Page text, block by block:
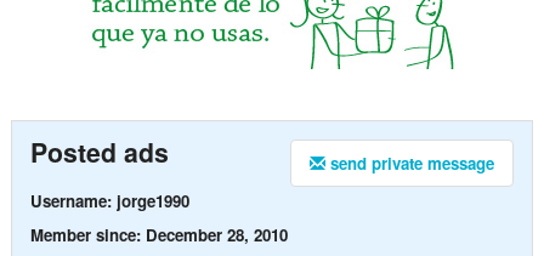
send private message
Posted ads
Username: jorge1990
Member since: December 28, 2010